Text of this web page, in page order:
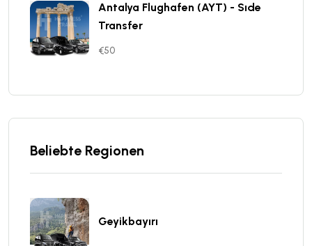
Antalya Flughafen (AYT) - Sıde
Transfer
€50
Beliebte Regionen
Geyikbayırı